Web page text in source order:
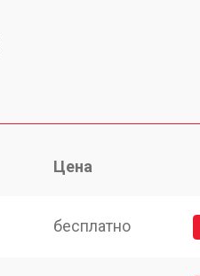
Цена
бесплатно